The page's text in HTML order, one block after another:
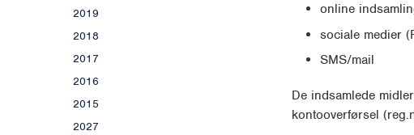
2019
2018
2017
2016
2015
2027
online
sociale medier
SMS/mail
De indsamlede
kontooverførsel